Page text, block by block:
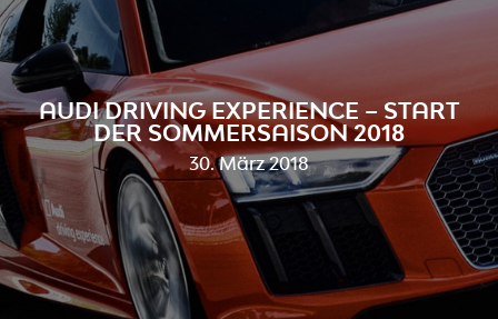
AUDI DRIVING EXPERIENCE – START
DER SOMMERSAISON 2018
30. März 2018